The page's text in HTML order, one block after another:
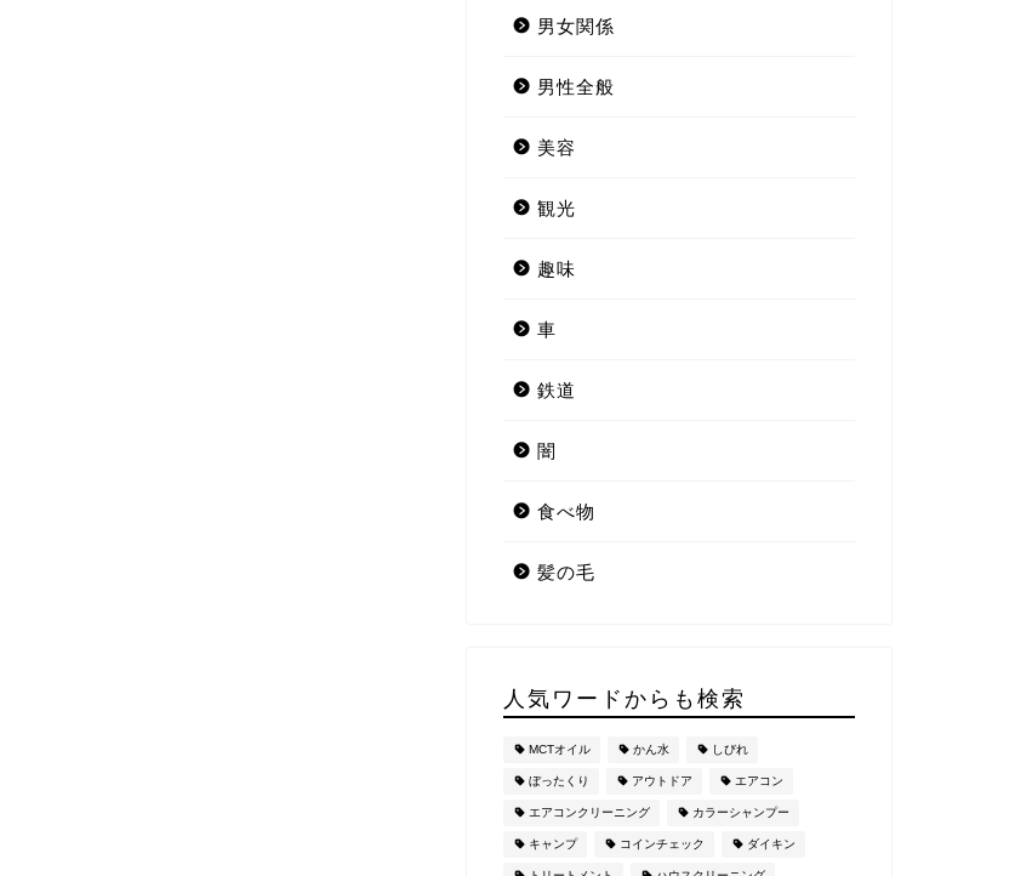
男女関係
男性全般
美容
観光
趣味
車
鉄道
闇
食べ物
髪の毛
人気ワードからも検索
MCTオイル かん水 しびれ
ぼったくり アウトドア エアコン
エアコンクリーニング カラーシャンプー
キャンプ コインチェック ダイキン